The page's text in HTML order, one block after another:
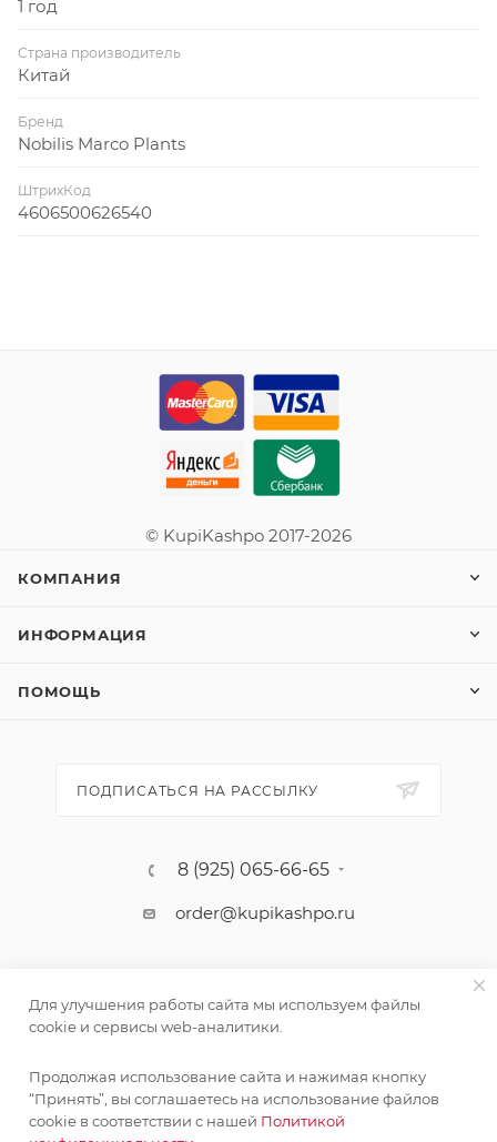
1 год
Страна производитель
Китай
Бренд
Nobilis Marco Plants
ШтрихКод
4606500626540
© KupiKashpo 2017-2026
КОМПАНИЯ
ИНФОРМАЦИЯ
ПОМОЩЬ
ПОДПИСАТЬСЯ НА РАССЫЛКУ
8 (925) 065-66-65
order@kupikashpo.ru
©КупиКашпо 2017-2026
Для улучшения работы сайта мы используем файлы
cookie и сервисы web-аналитики.
Продолжая использование сайта и нажимая кнопку
“Принять”, вы соглашаетесь на использование файлов
cookie в соответствии с нашей Политикой